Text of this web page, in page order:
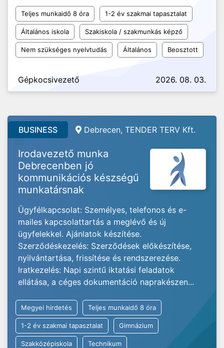
Teljes munkaidő 8 óra 1-2 év szakmai tapasztalat
Általános iskola Szakiskola / szakmunkás képző
Nem szükséges nyelvtudás Általános Beosztott
Gépkocsivezető 2026. 08. 03.
BUSINESS Debrecen, TENDER TERV Kft.
Irodavezető munka
Debrecenben jó
kommunikációs készségű
munkatársnak
Ügyfélkapcsolat: Személyes, telefonos és e-
mailes kapcsolattartás a meglévő és új
ügyfelekkel. Ajánlatok készítése.
Szerződéskezelés: Szerződések előkészítése,
nyilvántartása, frissítése és rendszerezése.
Iratkezelés: Napi szintű iktatási feladatok
ellátása, a céges dokumentáció naprakészen...
Megyei hirdetés Teljes munkaidő 8 óra
1-2 év szakmai tapasztalat Gimnázium
Szakközépiskola Technikum